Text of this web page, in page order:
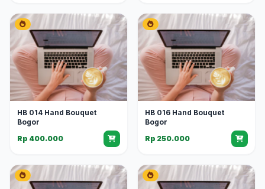
HB 014 Hand Bouquet
Bogor
Rp 400.000
HB 016 Hand Bouquet
Bogor
Rp 250.000